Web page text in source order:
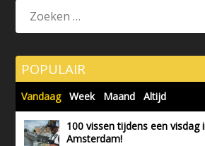
POPULAIR
Vandaag Week Maand Altijd
100 vissen tijdens een visdag
Amsterdam!